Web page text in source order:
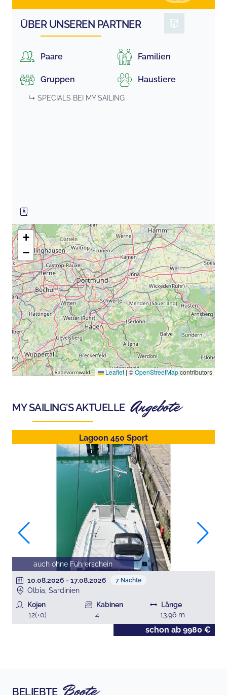
ÜBER UNSEREN PARTNER
Paare Familien
Gruppen Haustiere
↳ SPECIALS BEI MY SAILING
+
−
Leaflet|©OpenStreetMapcontributors
MY SAILING'S AKTUELLE Angebote
Lagoon 450 Sport
auch ohne Führerschein
10.08.2026 - 17.08.2026 7 Nächte
Olbia, Sardinien
Kojen
12(+0)
Kabinen
4
Länge
13.96 m
schon ab 9980 €
BELIEBTE